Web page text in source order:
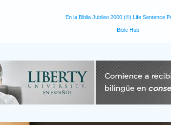
En la Biblia Jubileo 2000 (©) Life Sentence
Bible Hub